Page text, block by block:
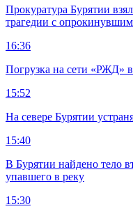
Прокуратура Бурятии
трагедии с
16:36
Погрузка на сети «РЖД»
15:52
На севере Бурятии
15:40
В Бурятии найдено тело
упавшего в реку
15:30